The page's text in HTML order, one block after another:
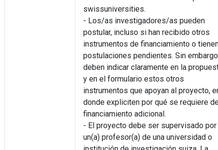
swissuniversities.
- Los/as investigadores/as pueden
postular, incluso si han recibido otros
instrumentos de financiamiento o
postulaciones pendientes. Sin
deben indicar claramente en la
y en el formulario estos otros
instrumentos que apoyan al proyecto,
donde expliciten por qué se requiere
financiamiento adicional.
- El proyecto debe ser supervisado por
un(a) profesor(a) de una universidad o